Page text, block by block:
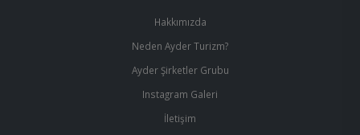
Hakkımızda
Neden Ayder Turizm?
Ayder Şirketler Grubu
Instagram Galeri
İletişim